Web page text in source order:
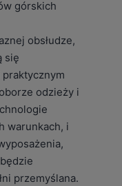
górskich
obsłudze,
się
odzieży i
warunkach, i
przemyślana.